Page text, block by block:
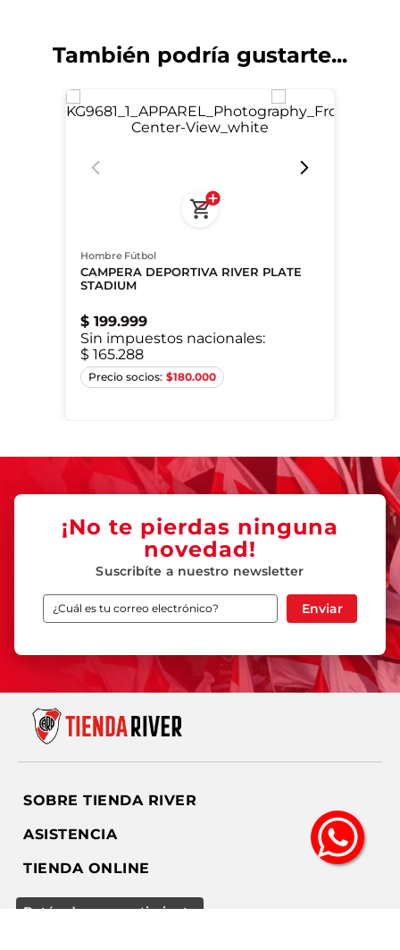
También podría gustarte...
Hombre Fútbol
CAMPERA DEPORTIVA RIVER PLATE
STADIUM
$ 199.999
Sin impuestos nacionales:
$ 165.288
$180.000
XS S M XL
¡No te pierdas ninguna
novedad!
Suscribíte a nuestro newsletter
Enviar
SOBRE TIENDA RIVER
ASISTENCIA
TIENDA ONLINE